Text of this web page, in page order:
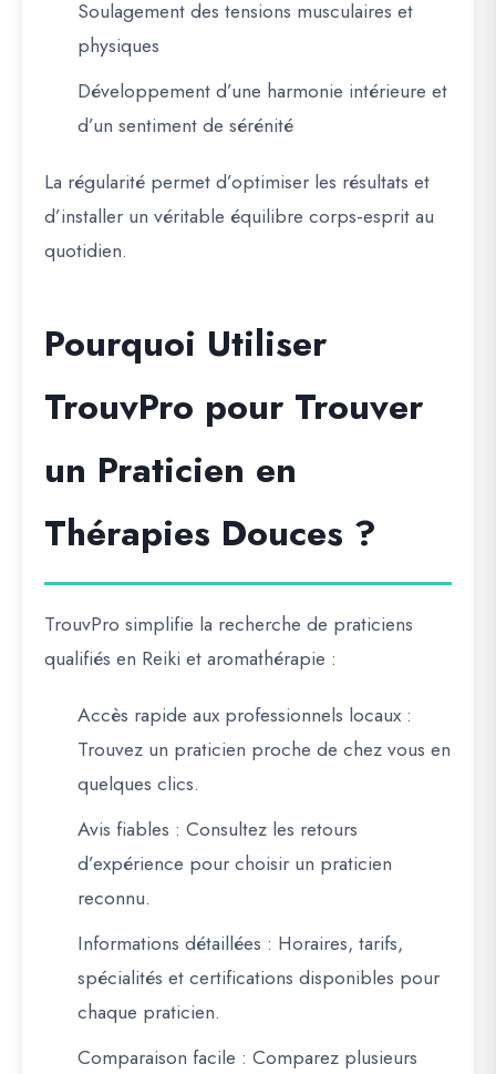
Soulagement des tensions musculaires et
physiques
Développement d’une harmonie intérieure et
d’un sentiment de sérénité
La régularité permet d’optimiser les résultats et
d’installer un véritable équilibre corps-esprit au
quotidien.
Pourquoi Utiliser
TrouvPro pour Trouver
un Praticien en
Thérapies Douces ?
TrouvPro simplifie la recherche de praticiens
qualifiés en Reiki et aromathérapie :
Accès rapide aux professionnels locaux :
Trouvez un praticien proche de chez vous en
quelques clics.
Avis fiables : Consultez les retours
d’expérience pour choisir un praticien
reconnu.
Informations détaillées : Horaires, tarifs,
spécialités et certifications disponibles pour
chaque praticien.
Comparaison facile : Comparez plusieurs